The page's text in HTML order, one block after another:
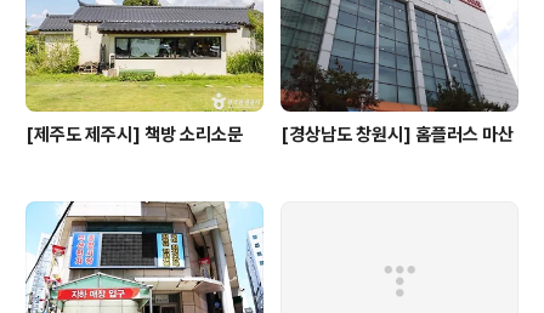
원스톱쇼핑이 가능한 시장이다. ※ 소개 정보 - 쉬는날 : 매
주..
[제주도 제주시] 책방 소리소문 [경상남도 창원시] 홈플러스 마산